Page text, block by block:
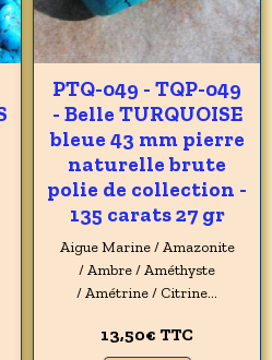
PTQ-049 - TQP-049
- Belle TURQUOISE
bleue 43 mm pierre
naturelle brute
polie de collection -
135 carats 27 gr
Aigue Marine / Amazonite
/ Ambre / Améthyste
/ Amétrine / Citrine...
13,50€ TTC